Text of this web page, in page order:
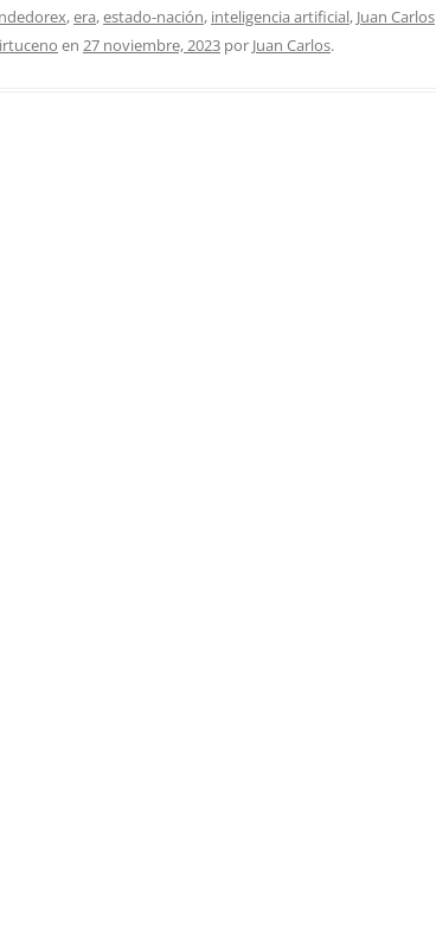
,era,estado-nación, inteligencia artificial, Juan Carlos
en 27 noviembre, 2023 por Juan Carlos.